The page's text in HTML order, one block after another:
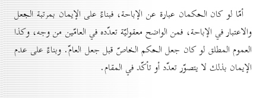
أمّا لو كان الحكمان عبارة عن الإباحة، فبناءً على الإيمان بمرتبة الجعل
والاعتبار في الإباحة، فمن الواضح معقوليّة تعدّده في العامّين من وجه، وكذا
العموم المطلق لو كان جعل الحكم الخاصّ قبل جعل العامّ. وبناءً على عدم
الإيمان بذلك لا يتصوّر تعدّد أو تأكّد في المقام.